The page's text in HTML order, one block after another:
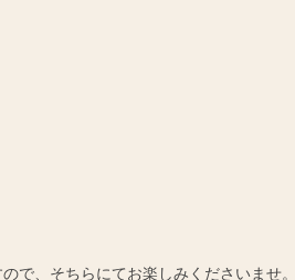
で、そちらにてお楽しみくださいませ。